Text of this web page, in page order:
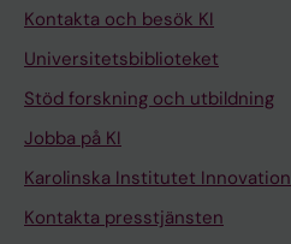
Kontakta och besök KI
Universitetsbiblioteket
Stöd forskning och utbildning
Jobba på KI
Karolinska Institutet Innovation
Kontakta presstjänsten